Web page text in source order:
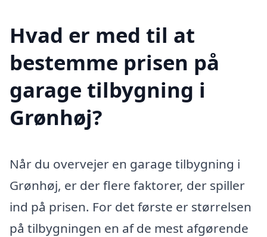
Hvad er med til at
bestemme prisen på
garage tilbygning i
Grønhøj?
Når du overvejer en garage tilbygning i
Grønhøj, er der flere faktorer, der spiller
ind på prisen. For det første er størrelsen
på tilbygningen en af de mest afgørende